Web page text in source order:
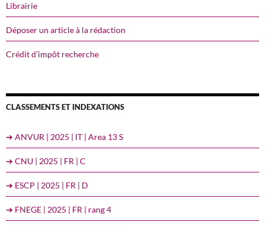
Librairie
Déposer un article à la rédaction
Crédit d’impôt recherche
CLASSEMENTS ET INDEXATIONS
➔ ANVUR | 2025 | IT | Area 13 S
➔ CNU | 2025 | FR | C
➔ ESCP | 2025 | FR | D
➔ FNEGE | 2025 | FR | rang 4